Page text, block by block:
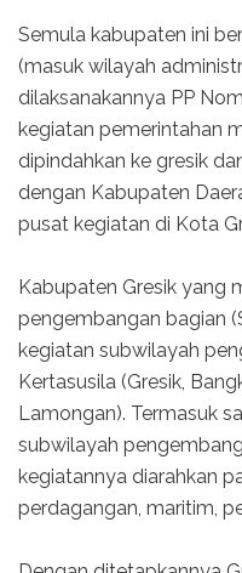
Semula kabupaten ini
(masuk wilayah
dilaksanakannya PP
kegiatan pemerintahan
dipindahkan ke gresik
dengan Kabupaten
pusat kegiatan di Kota
Kabupaten Gresik yang
pengembangan bagian
kegiatan subwilayah
Kertasusila (Gresik,
Lamongan). Termasuk
subwilayah
kegiatannya diarahkan
perdagangan, maritim,